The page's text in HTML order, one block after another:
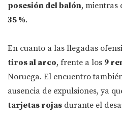
posesión del balón, mientras
35 %.
En cuanto a las llegadas
tiros al arco, frente a los 9
Noruega. El encuentro
ausencia de expulsiones, ya
tarjetas rojas durante el